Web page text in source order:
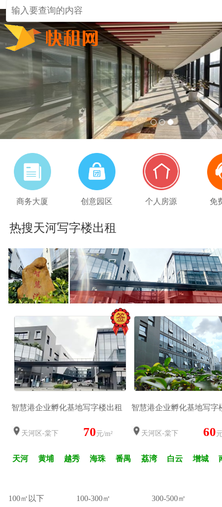
1 2 3
商务大厦 创意园区 个人房源 免
热搜天河写字楼出租
智慧港企业孵化基地写字楼出租
天河区-棠下 70元/m²
智慧港企业孵化基地写字
天河区-棠下 60
天河 黄埔 越秀 海珠 番禺 荔湾 白云 增城
100㎡以下 100-300㎡
300-500㎡